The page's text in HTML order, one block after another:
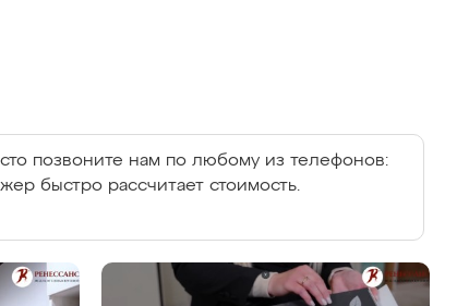
позвоните нам по любому из телефонов:
быстро рассчитает стоимость.